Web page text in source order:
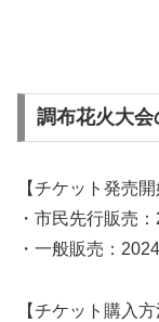
調布花火大
【チケット発売開
・市民先行販売
・一般販売：
【チケット購入方